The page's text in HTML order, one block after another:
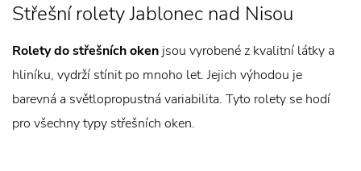
Střešní rolety Jablonec nad Nisou
Rolety do střešních oken jsou vyrobené z kvalitní látky a
hliníku, vydrží stínit po mnoho let. Jejich výhodou je
barevná a světlopropustná variabilita. Tyto rolety se hodí
pro všechny typy střešních oken.